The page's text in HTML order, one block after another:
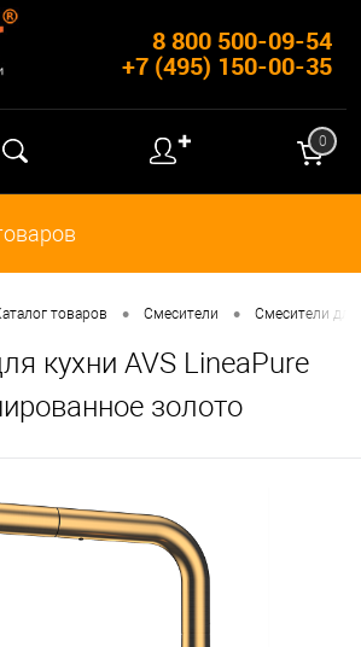
8 800 500-09-54
+7 (495) 150-00-35
✚ 0
товаров • Смесители • Смесители для
кухни AVS LineaPure
золото